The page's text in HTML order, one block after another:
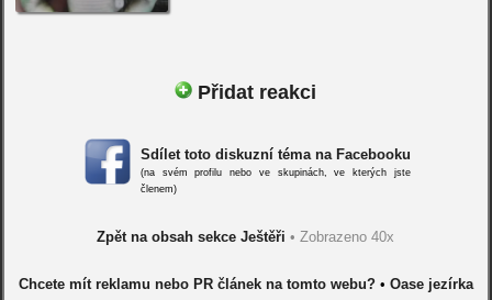
Přidat reakci
Sdílet toto diskuzní téma na Facebooku
(na svém profilu nebo ve skupinách, ve kterých jste
členem)
Zpět na obsah sekce Ještěři • Zobrazeno 40x
Chcete mít reklamu nebo PR článek na tomto webu?• Oase jezírka